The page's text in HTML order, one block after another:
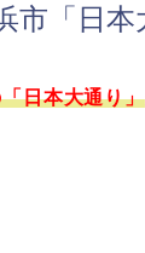
「日本
日本大通り」